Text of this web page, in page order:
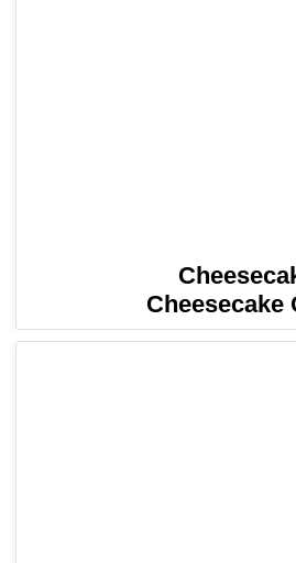
Cheesecake